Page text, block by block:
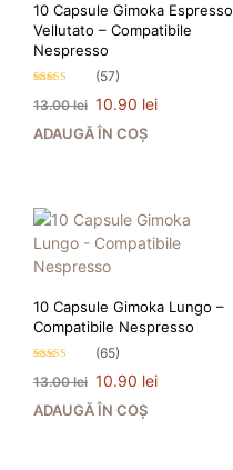
10 Capsule Gimoka Espresso
Vellutato – Compatibile
Nespresso
4.65
(57)
13.00lei Prețul
inițial
a
10.90 leiPrețul
ADAUGĂ ÎN COȘ
PRIMEȘTI 11 PUNCTE LA
ACHIZIȚIA ACESTUI PRODUS!
10 Capsule Gimoka Lungo –
Compatibile Nespresso
4.69
(65)
13.00lei Prețul
inițial
a
10.90 leiPrețul
ADAUGĂ ÎN COȘ